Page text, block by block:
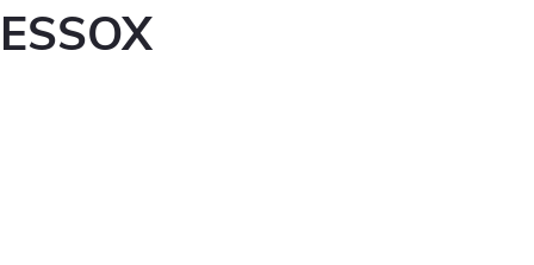
ESSOX